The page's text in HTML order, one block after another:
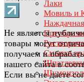
Лаки
Мовиль и
Смывка
Шпатлевки
Не является
товары могут
получаем и
нашего сайта в
Если вы не даете